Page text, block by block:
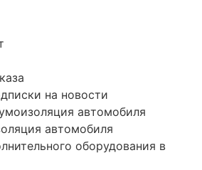
на новости
автомобиля
автомобиля
оборудования в